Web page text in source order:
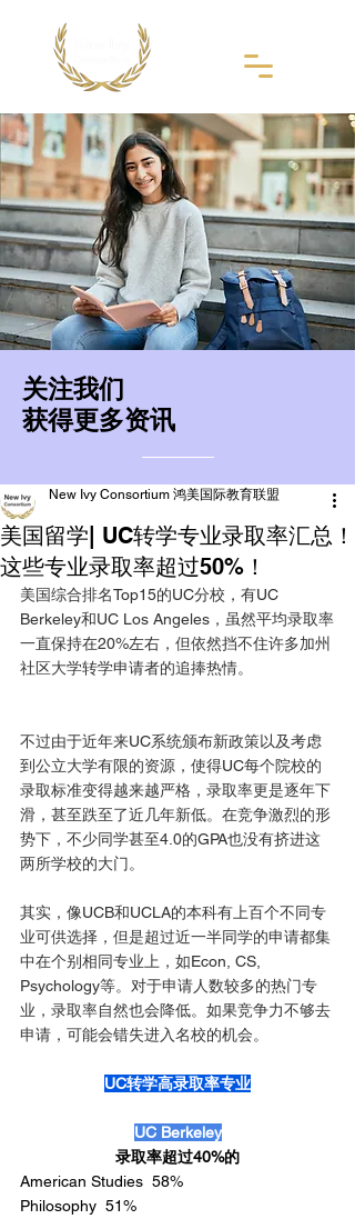
​关注我们
获得更多资讯
美国留学| UC转学专业录取率汇总！
这些专业录取率超过50%！
New Ivy Consortium 鸿美国际教育联盟
美国综合排名Top15的UC分校，有UC
Berkeley和UC Los Angeles，虽然平均录取率
一直保持在20%左右，但依然挡不住许多加州
社区大学转学申请者的追捧热情。
不过由于近年来UC系统颁布新政策以及考虑
到公立大学有限的资源，使得UC每个院校的
录取标准变得越来越严格，录取率更是逐年下
滑，甚至跌至了近几年新低。在竞争激烈的形
势下，不少同学甚至4.0的GPA也没有挤进这
两所学校的大门。
其实，像UCB和UCLA的本科有上百个不同专
业可供选择，但是超过近一半同学的申请都集
中在个别相同专业上，如Econ, CS,
Psychology等。对于申请人数较多的热门专
业，录取率自然也会降低。如果竞争力不够去
申请，可能会错失进入名校的机会。
UC转学高录取率专业
UC Berkeley
录取率超过40%的
American Studies  58%
Philosophy  51%